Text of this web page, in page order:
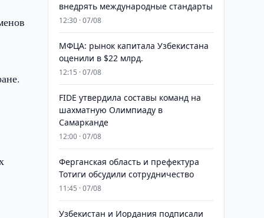
внедрять международные стандарты
12:30 · 07/08
МФЦА: рынок капитала Узбекистана
оценили в $22 млрд.
12:15 · 07/08
FIDE утвердила составы команд на
шахматную Олимпиаду в
Самарканде
12:00 · 07/08
Ферганская область и префектура
Тотиги обсудили сотрудничество
11:45 · 07/08
Узбекистан и Иордания подписали